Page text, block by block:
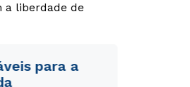
a liberdade de
para a